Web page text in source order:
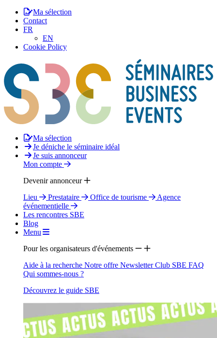
Ma sélection
Contact
FR
EN
Cookie Policy
Ma sélection
Je déniche le séminaire idéal
Je suis annonceur
Mon compte
Devenir annonceur
Lieu
Prestataire Office de tourisme
Agence
événementielle
Les rencontres SBE
Blog
Menu
Pour les organisateurs d'événements
Aide à la recherche Notre offre NewsletterClub SBE FAQ
Qui sommes-nous ?
Découvrez le guide SBE